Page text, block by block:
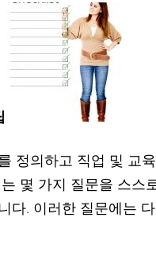
정의하고 직업 및 교육
몇 가지 질문을 스스
다. 이러한 질문에는 다